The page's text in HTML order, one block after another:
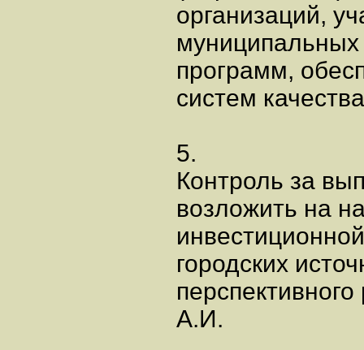
организаций,
программ,
систем
5.
Контроль за
возложить на
городских
А.И.